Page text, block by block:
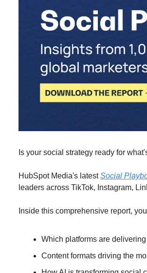
Is your social strategy ready for
HubSpot Media's latest Social
leaders across TikTok, Instagram,
Inside this comprehensive report,
Which platforms are
Content formats driving the